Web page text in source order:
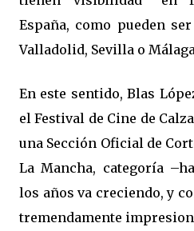
España, como pueden
Valladolid, Sevilla o
En este sentido, Blas
el Festival de Cine de
una Sección Oficial de
La Mancha, categoría
los años va creciendo, y
tremendamente